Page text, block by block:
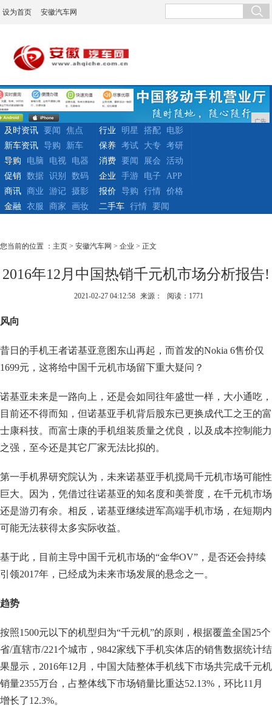
设为首页 安徽汽车网
广告
及时资讯 要闻
焦点
新车资讯
导购 新车
行业 明星 搭配
电影
保养
考试 大专
考研
导购
电脑 电视
电器
促销
数据 识别 数码
消费 要闻 展会
活动
企业
手游 电子
APP
商讯
商业 游记
摄影
金融
衣服 商家 画妆
报价 导购 行情
价格
二手车
行情 要闻
您当前的位置 ： 主页 > 安徽汽车网 > 企业 > 正文
2016年12月中国热销千元机市场分析报告!
2021-02-27 04:12:58 来源： 阅读：1771
风向
昔日的手机王者诺基亚意图东山再起，而首发的Nokia 6售价仅
1699元，这将给中国千元机市场留下重大疑问？
诺基亚未来是一路向上，还是会如同往年盛世一样，大小通吃，
目前还不得而知，但诺基亚手机背后股东已更换成代工之王的富
士康科技。而富士康的手机组装质量之优良，以及成本控制能力
之强，至今还是其它厂家无法比拟的。
第一手机界研究院认为，未来诺基亚手机搅局千元机市场可能性
巨大。因为，凭借过往诺基亚的知名度和美誉度，在千元机市场
还是游刃有余。相反，诺基亚继续进军高端手机市场，在短期内
可能无法获得太多实际收益。
基于此，目前主导中国千元机市场的“金华OV”，是否还会持续
引领2017年，已经成为未来市场发展的悬念之一。
趋势
按照1500元以下的机型归为“千元机”的原则，根据覆盖全国25个
省/直辖市/221个城市，9842家线下手机实体店的销售数据统计结
果显示，2016年12月，中国大陆整体手机线下市场共完成千元机
销量2355万台，占整体线下市场销量比重达52.13%，环比11月
增长了12.3%。